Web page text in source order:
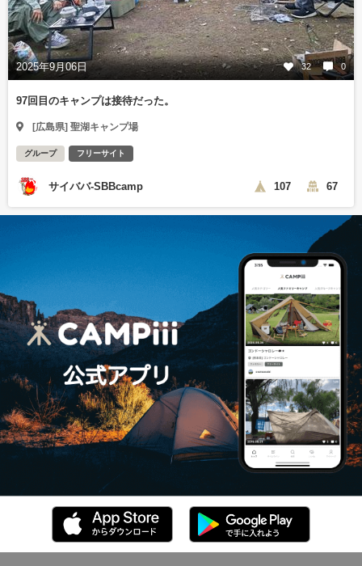
2025年9月06日 32 0
97回目のキャンプは接待だった。
[広島県] 聖湖キャンプ場
グループ フリーサイト
サイババ-SBBcamp 107 67